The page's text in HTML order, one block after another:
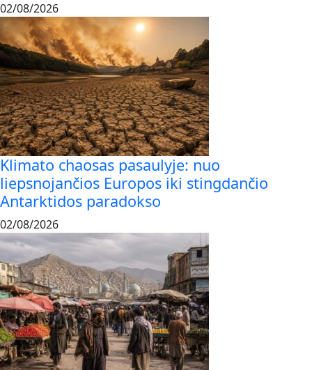
02/08/2026
Klimato chaosas pasaulyje: nuo
liepsnojančios Europos iki stingdančio
Antarktidos paradokso
02/08/2026